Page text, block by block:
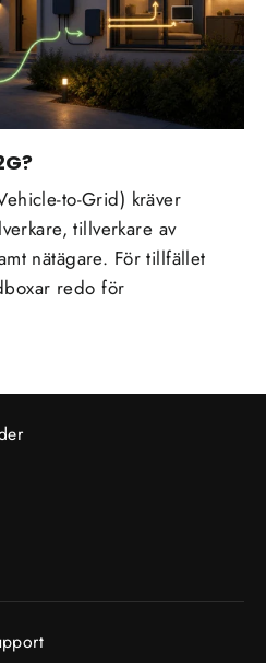
to-Grid) kräver
tillverkare av
nätägare. För tillfället
redo för